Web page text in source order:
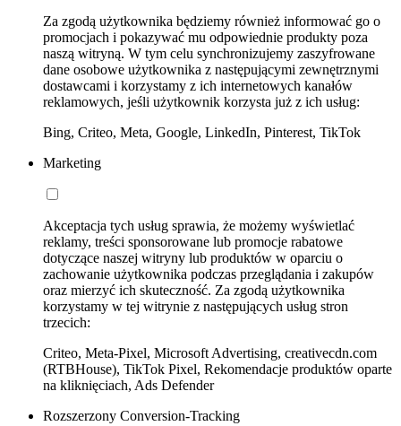
Za zgodą użytkownika będziemy również informować go o
promocjach i pokazywać mu odpowiednie produkty poza
naszą witryną. W tym celu synchronizujemy zaszyfrowane
dane osobowe użytkownika z następującymi zewnętrznymi
dostawcami i korzystamy z ich internetowych kanałów
reklamowych, jeśli użytkownik korzysta już z ich usług:
Bing, Criteo, Meta, Google, LinkedIn, Pinterest, TikTok
Marketing
Akceptacja tych usług sprawia, że możemy wyświetlać
reklamy, treści sponsorowane lub promocje rabatowe
dotyczące naszej witryny lub produktów w oparciu o
zachowanie użytkownika podczas przeglądania i zakupów
oraz mierzyć ich skuteczność. Za zgodą użytkownika
korzystamy w tej witrynie z następujących usług stron
trzecich:
Criteo, Meta-Pixel, Microsoft Advertising, creativecdn.com
(RTBHouse), TikTok Pixel, Rekomendacje produktów oparte
na kliknięciach, Ads Defender
Rozszerzony Conversion-Tracking